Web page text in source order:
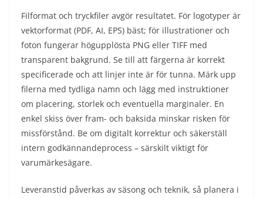
Filformat och tryckfiler avgör resultatet. För logotyper är
vektorformat (PDF, AI, EPS) bäst; för illustrationer och
foton fungerar högupplösta PNG eller TIFF med
transparent bakgrund. Se till att färgerna är korrekt
specificerade och att linjer inte är för tunna. Märk upp
filerna med tydliga namn och lägg med instruktioner
om placering, storlek och eventuella marginaler. En
enkel skiss över fram- och baksida minskar risken för
missförstånd. Be om digitalt korrektur och säkerställ
intern godkännandeprocess – särskilt viktigt för
varumärkesägare.
Leveranstid påverkas av säsong och teknik, så planera i